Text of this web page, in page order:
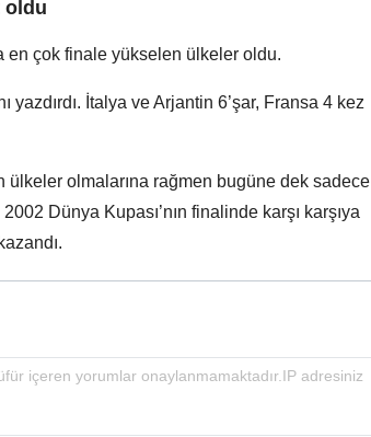
oldu
en çok finale yükselen ülkeler oldu.
İtalya ve Arjantin 6’şar, Fransa 4 kez
ülkeler olmalarına rağmen bugüne dek sadece
Dünya Kupası’nın finalinde karşı karşıya